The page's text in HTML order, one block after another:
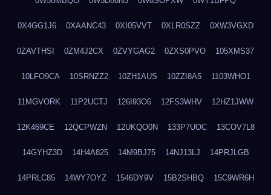
0X4GG1J6 0XAANC43 0XI05VVT 0XLR0SZZ 0XW3VGXD
0ZAVTHSI 0ZM4J2CX 0ZVYGAG2 0ZXS0PVO 105XMS37
10LFO9CA 10SRNZZ2 10ZH1AUS 10ZZI8A5 1103WHO1
11MGVORK 11P2UCTJ 126I93O6 12FS3WHV 12HZ1JWW
12K469CE 12QCPWZN 12UKQO0N 133P7UOC 13COV7L8
14GYHZ3D 14H4A825 14M9BJ75 14NJ13LJ 14PRJLGB
14PRLC85 14WY7OYZ 1546DY9V 15B2SHBQ 15C9WR6H